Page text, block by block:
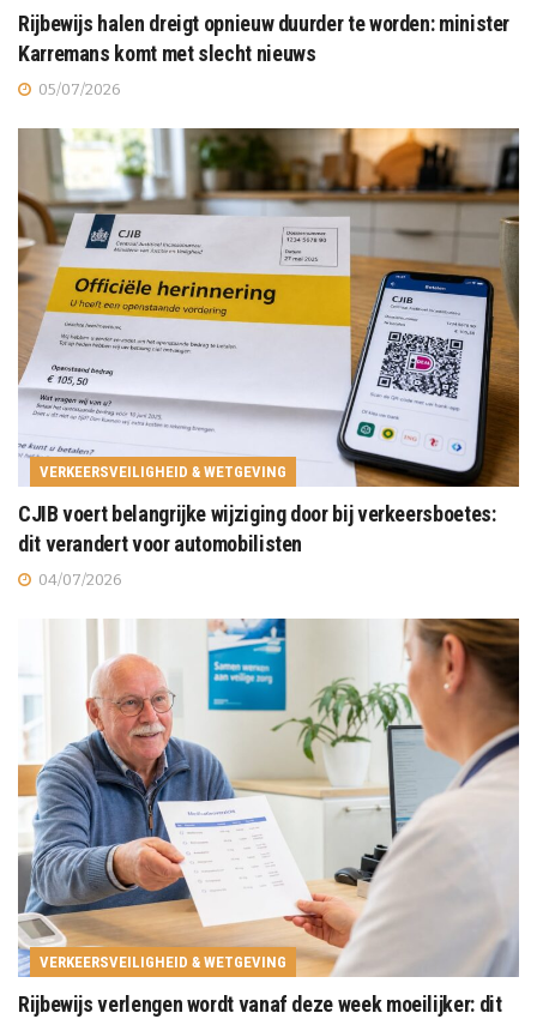
Rijbewijs halen dreigt opnieuw duurder te worden: minister
Karremans komt met slecht nieuws
05/07/2026
VERKEERSVEILIGHEID & WETGEVING
CJIB voert belangrijke wijziging door bij verkeersboetes:
dit verandert voor automobilisten
04/07/2026
VERKEERSVEILIGHEID & WETGEVING
Rijbewijs verlengen wordt vanaf deze week moeilijker: dit